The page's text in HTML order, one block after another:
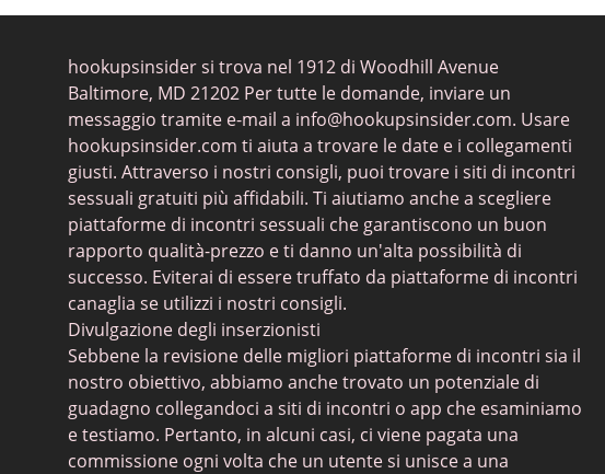
hookupsinsider si trova nel 1912 di Woodhill Avenue
Baltimore, MD 21202 Per tutte le domande, inviare un
messaggio tramite e-mail a info@hookupsinsider.com. Usare
hookupsinsider.com ti aiuta a trovare le date e i collegamenti
giusti. Attraverso i nostri consigli, puoi trovare i siti di incontri
sessuali gratuiti più affidabili. Ti aiutiamo anche a scegliere
piattaforme di incontri sessuali che garantiscono un buon
rapporto qualità-prezzo e ti danno un'alta possibilità di
successo. Eviterai di essere truffato da piattaforme di incontri
canaglia se utilizzi i nostri consigli.
Divulgazione degli inserzionisti
Sebbene la revisione delle migliori piattaforme di incontri sia il
nostro obiettivo, abbiamo anche trovato un potenziale di
guadagno collegandoci a siti di incontri o app che esaminiamo
e testiamo. Pertanto, in alcuni casi, ci viene pagata una
commissione ogni volta che un utente si unisce a una